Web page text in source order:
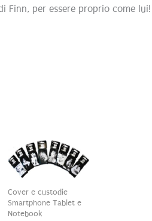
Finn, per essere proprio come lui!
Cover e custodie
Smartphone Tablet e
Notebook